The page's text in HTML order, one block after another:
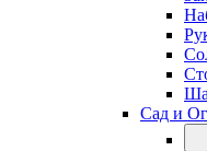
Сад и